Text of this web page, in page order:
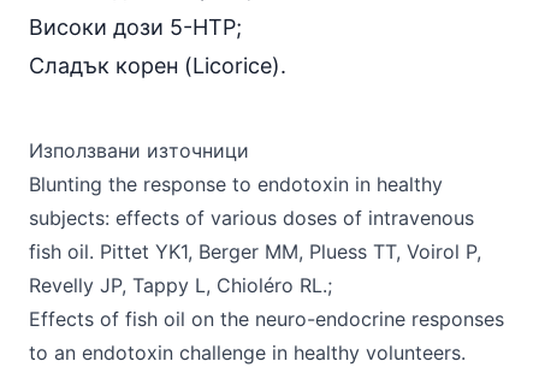
Високи дози 5-HTP;
Сладък корен (Licorice).
Използвани източници
Blunting the response to endotoxin in healthy
subjects: effects of various doses of intravenous
fish oil. Pittet YK1, Berger MM, Pluess TT, Voirol P,
Revelly JP, Tappy L, Chioléro RL.;
Effects of fish oil on the neuro-endocrine responses
to an endotoxin challenge in healthy volunteers.